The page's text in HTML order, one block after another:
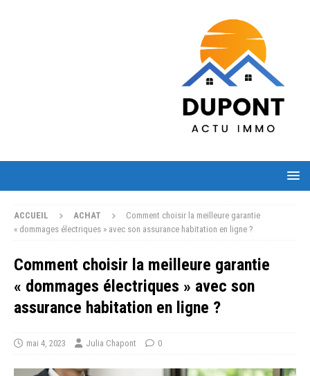
ACCUEIL ACHAT
Comment choisir la meilleure garantie
« dommages électriques » avec son assurance habitation en ligne ?
Comment choisir la meilleure garantie
« dommages électriques » avec son
assurance habitation en ligne ?
mai 4, 2023 Julia Chapont 0